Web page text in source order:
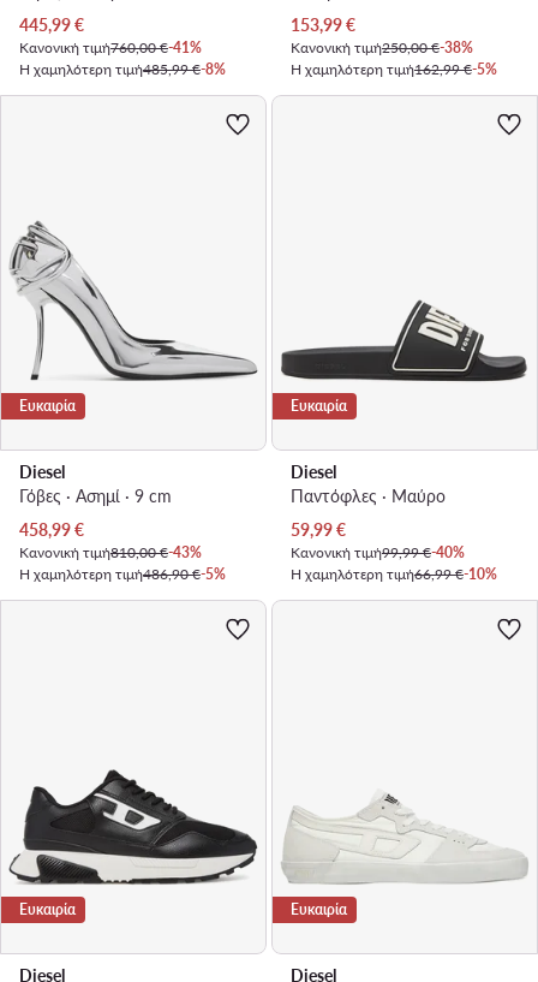
Τρέχουσα τιμή
445,99€
Κανονική τιμή760,00 €-41%
Η χαμηλότερη τιμή485,99 €-8%
Τρέχουσα τιμή
153,99€
Κανονική τιμή250,00 €-38%
Η χαμηλότερη τιμή162,99 €-5%
Ευκαιρία
Diesel
Γόβες · Ασημί · 9 cm
Τρέχουσα τιμή
458,99€
Κανονική τιμή810,00 €-43%
Η χαμηλότερη τιμή486,90 €-5%
Ευκαιρία
Diesel
Παντόφλες · Μαύρο
Τρέχουσα τιμή
59,99€
Κανονική τιμή99,99 €-40%
Η χαμηλότερη τιμή66,99 €-10%
Ευκαιρία
Diesel
Ευκαιρία
Diesel